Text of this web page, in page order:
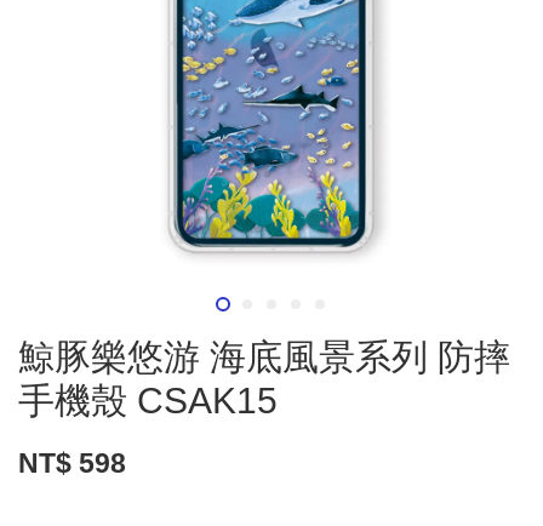
鯨豚樂悠游 海底風景系列 防摔
手機殼 CSAK15
NT$ 598